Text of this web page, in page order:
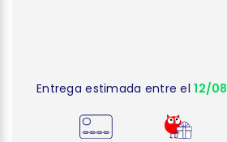
Entrega estimada entre el12/08